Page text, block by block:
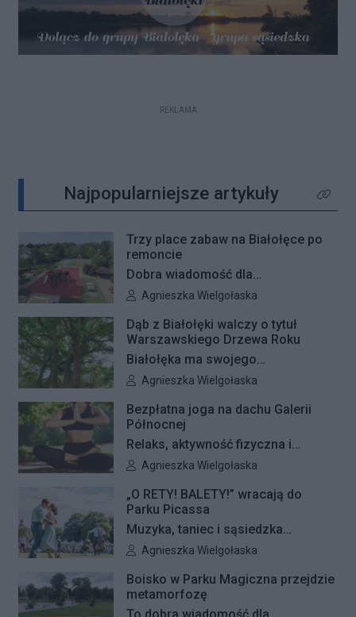
REKLAMA
Najpopularniejsze artykuły Kliknij
Trzy place zabaw na Białołęce po
remoncie
Dobra wiadomość dla
najmłodszych mieszkańców
się remonty nawierzchni na trzech
placach zabaw – przy ulicach
Kiersnowskiego, Ruskowy Bród i
Ceramicznej.
Autor artykułu:
Agnieszka Wielgołaska
Dąb z Białołęki walczy o tytuł
Warszawskiego Drzewa Roku
Białołęka ma swojego
reprezentanta w plebiscycie na
finałowej dwunastki zakwalifikował
się okazały dąb szypułkowy
rosnący przy ul. Konturowej. Teraz
o zwycięstwie zadecydują głosy
mieszkańców.
Autor artykułu:
Agnieszka Wielgołaska
Bezpłatna joga na dachu Galerii
Północnej
Relaks, aktywność fizyczna i
wyjątkowa przestrzeń pełna zieleni
Fitness Zdrofit zapraszają
mieszkańców na bezpłatne zajęcia
Autor artykułu:
Agnieszka Wielgołaska
„O RETY! BALETY!” wracają do
Parku Picassa
Muzyka, taniec i sąsiedzka
atmosfera ponownie zagoszczą w
rozpocznie się VII edycja
plenerowych potańcówek „O RETY!
Autor artykułu:
Agnieszka Wielgołaska
Boisko w Parku Magiczna przejdzie
metamorfozę